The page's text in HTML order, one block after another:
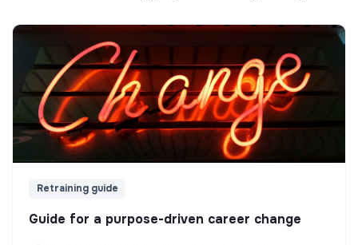
Retraining guide
Guide for a purpose-driven career change